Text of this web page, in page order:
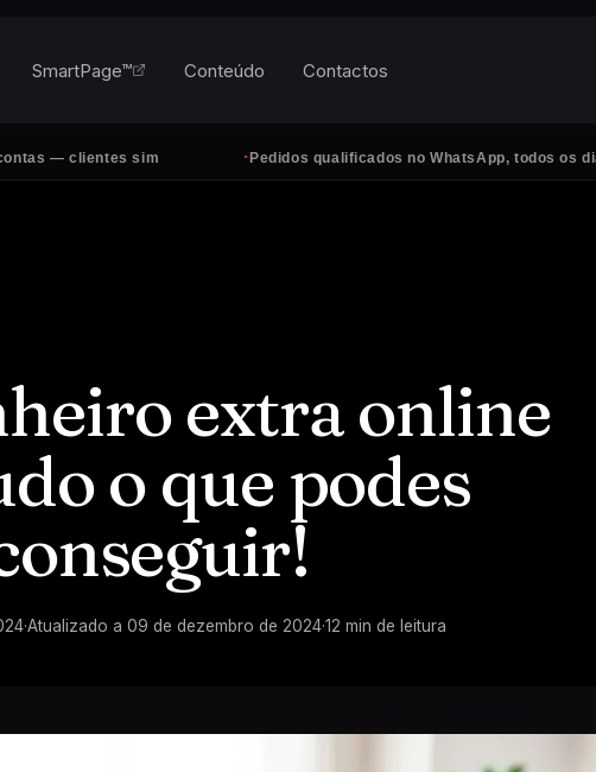
sim ·Pedidos qualificados no WhatsApp, todos os dias
SmartPage™ Conteúdo Contactos
extra online
o que podes
·Atualizado a 09 de dezembro de 2024·12 min de leitura